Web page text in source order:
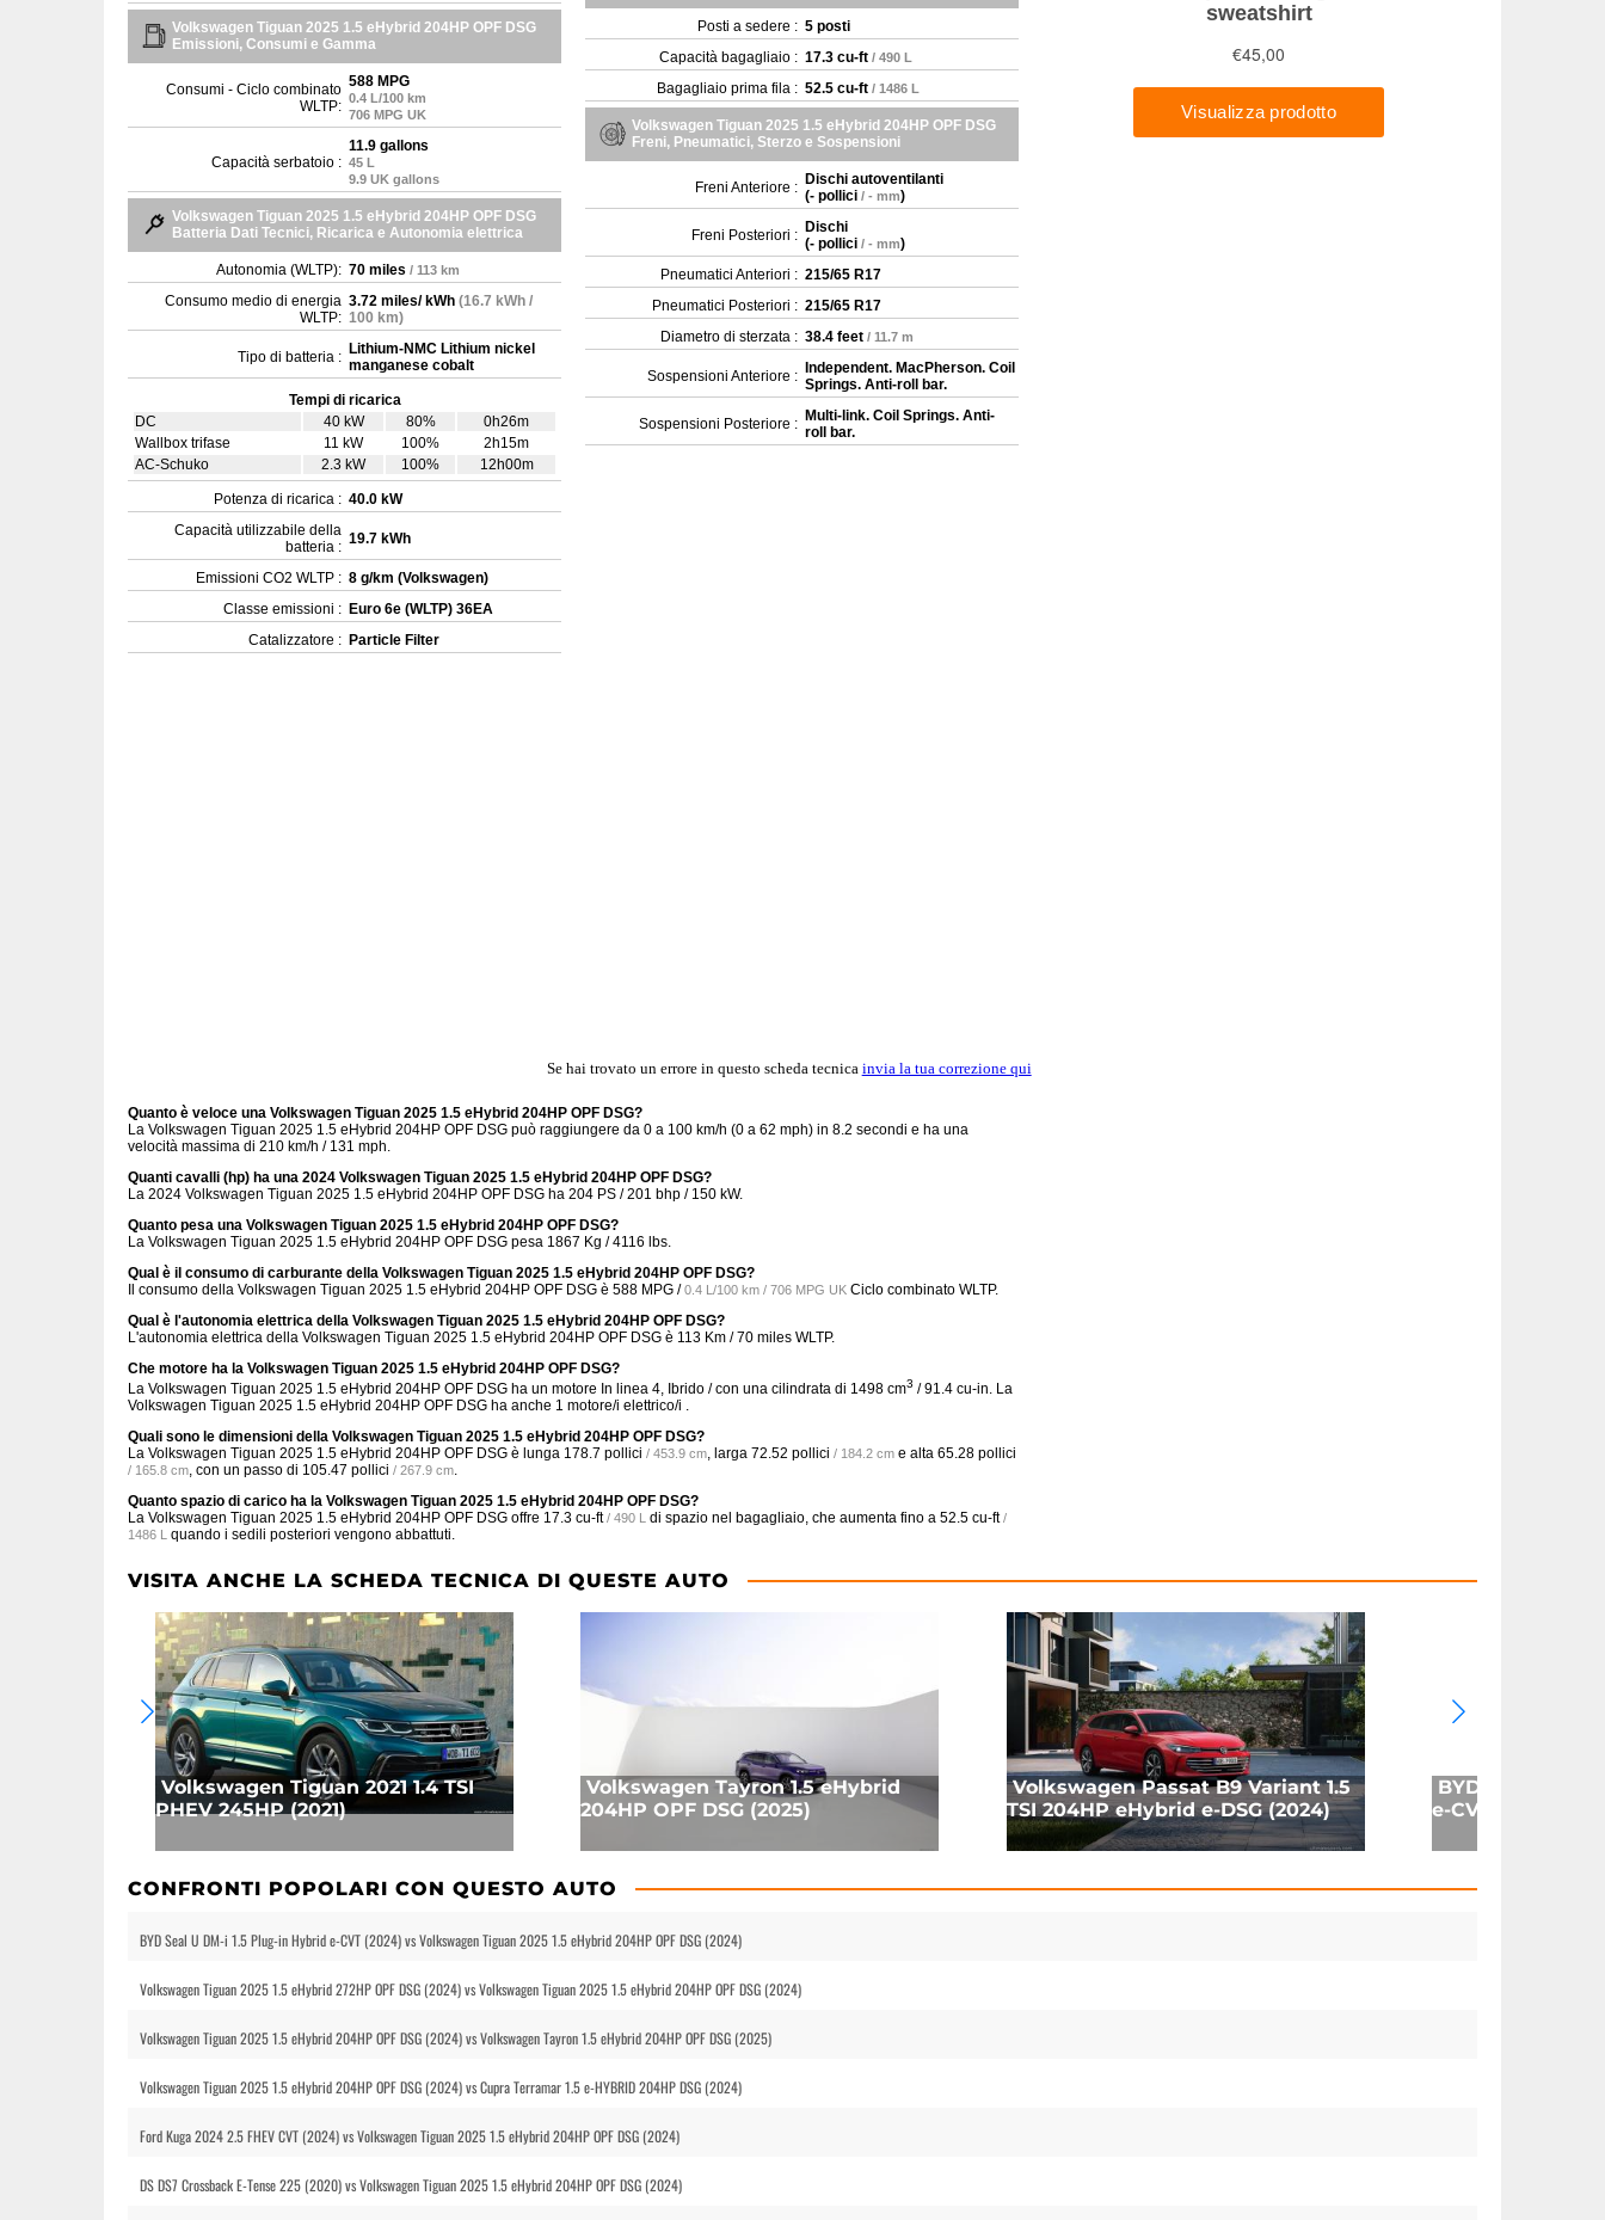
Volkswagen Tiguan 2025 1.5 eHybrid 204HP OPF DSG
Emissioni, Consumi e Gamma
Consumi - Ciclo combinato
WLTP:
588 MPG
0.4 L/100 km
706 MPG UK
Capacità serbatoio :
11.9 gallons
45 L
9.9 UK gallons
Volkswagen Tiguan 2025 1.5 eHybrid 204HP OPF DSG
Batteria Dati Tecnici, Ricarica e Autonomia elettrica
Autonomia (WLTP): 70 miles / 113 km
Consumo medio di energia
WLTP:
3.72 miles/ kWh (16.7 kWh /
100 km)
Tipo di batteria : Lithium-NMC Lithium nickel
manganese cobalt
Tempi di ricarica
DC
40 kW 80%
0h26m
Wallbox trifase
11 kW 100%
2h15m
AC-Schuko
2.3 kW 100% 12h00m
Potenza di ricarica : 40.0 kW
Capacità utilizzabile della
batteria : 19.7 kWh
Emissioni CO2 WLTP : 8 g/km (Volkswagen)
Classe emissioni : Euro 6e (WLTP) 36EA
Catalizzatore : Particle Filter
Posti a sedere : 5 posti
Capacità bagagliaio : 17.3 cu-ft / 490 L
Bagagliaio prima fila : 52.5 cu-ft / 1486 L
Volkswagen Tiguan 2025 1.5 eHybrid 204HP OPF DSG
Freni, Pneumatici, Sterzo e Sospensioni
Freni Anteriore : Dischi autoventilanti
(- pollici / - mm)
Freni Posteriori : Dischi
(- pollici / - mm)
Pneumatici Anteriori : 215/65 R17
Pneumatici Posteriori : 215/65 R17
Diametro di sterzata : 38.4 feet / 11.7 m
Sospensioni Anteriore :
Independent. MacPherson. Coil
Springs. Anti-roll bar.
Sospensioni Posteriore : Multi-link. Coil Springs. Anti-
roll bar.
Se hai trovato un errore in questo scheda tecnica invia la tua correzione qui
Quanto è veloce una Volkswagen Tiguan 2025 1.5 eHybrid 204HP OPF DSG?
La Volkswagen Tiguan 2025 1.5 eHybrid 204HP OPF DSG può raggiungere da 0 a 100 km/h (0 a 62 mph) in 8.2 secondi e ha una
velocità massima di 210 km/h / 131 mph.
Quanti cavalli (hp) ha una 2024 Volkswagen Tiguan 2025 1.5 eHybrid 204HP OPF DSG?
La 2024 Volkswagen Tiguan 2025 1.5 eHybrid 204HP OPF DSG ha 204 PS / 201 bhp / 150 kW.
Quanto pesa una Volkswagen Tiguan 2025 1.5 eHybrid 204HP OPF DSG?
La Volkswagen Tiguan 2025 1.5 eHybrid 204HP OPF DSG pesa 1867 Kg / 4116 lbs.
Qual è il consumo di carburante della Volkswagen Tiguan 2025 1.5 eHybrid 204HP OPF DSG?
Il consumo della Volkswagen Tiguan 2025 1.5 eHybrid 204HP OPF DSG è 588 MPG /0.4 L/100 km / 706 MPG UK Ciclo combinato WLTP.
Qual è l'autonomia elettrica della Volkswagen Tiguan 2025 1.5 eHybrid 204HP OPF DSG?
L'autonomia elettrica della Volkswagen Tiguan 2025 1.5 eHybrid 204HP OPF DSG è 113 Km / 70 miles WLTP.
Che motore ha la Volkswagen Tiguan 2025 1.5 eHybrid 204HP OPF DSG?
La Volkswagen Tiguan 2025 1.5 eHybrid 204HP OPF DSG ha un motore In linea 4, Ibrido / con una cilindrata di 1498 cm3 / 91.4 cu-in. La
Volkswagen Tiguan 2025 1.5 eHybrid 204HP OPF DSG ha anche 1 motore/i elettrico/i .
Quali sono le dimensioni della Volkswagen Tiguan 2025 1.5 eHybrid 204HP OPF DSG?
La Volkswagen Tiguan 2025 1.5 eHybrid 204HP OPF DSG è lunga 178.7 pollici / 453.9 cm, larga 72.52 pollici / 184.2 cm e alta 65.28 pollici
/ 165.8 cm, con un passo di 105.47 pollici / 267.9 cm.
Quanto spazio di carico ha la Volkswagen Tiguan 2025 1.5 eHybrid 204HP OPF DSG?
La Volkswagen Tiguan 2025 1.5 eHybrid 204HP OPF DSG offre 17.3 cu-ft / 490 L di spazio nel bagagliaio, che aumenta fino a 52.5 cu-ft /
1486 L quando i sedili posteriori vengono abbattuti.
VISITA ANCHE LA SCHEDA TECNICA DI QUESTE AUTO
Volkswagen Tiguan 2021 1.4 TSI
PHEV 245HP (2021)
Volkswagen Tayron 1.5 eHybrid
204HP OPF DSG (2025)
Volkswagen Passat B9 Variant 1.5
TSI 204HP eHybrid e-DSG (2024)
BYD Seal U
e-CVT (2024)
CONFRONTI POPOLARI CON QUESTO AUTO
BYD Seal U DM-i 1.5 Plug-in Hybrid e-CVT (2024) vs Volkswagen Tiguan 2025 1.5 eHybrid 204HP OPF DSG (2024)
Volkswagen Tiguan 2025 1.5 eHybrid 272HP OPF DSG (2024) vs Volkswagen Tiguan 2025 1.5 eHybrid 204HP OPF DSG (2024)
Volkswagen Tiguan 2025 1.5 eHybrid 204HP OPF DSG (2024) vs Volkswagen Tayron 1.5 eHybrid 204HP OPF DSG (2025)
Volkswagen Tiguan 2025 1.5 eHybrid 204HP OPF DSG (2024) vs Cupra Terramar 1.5 e-HYBRID 204HP DSG (2024)
Ford Kuga 2024 2.5 FHEV CVT (2024) vs Volkswagen Tiguan 2025 1.5 eHybrid 204HP OPF DSG (2024)
DS DS7 Crossback E-Tense 225 (2020) vs Volkswagen Tiguan 2025 1.5 eHybrid 204HP OPF DSG (2024)